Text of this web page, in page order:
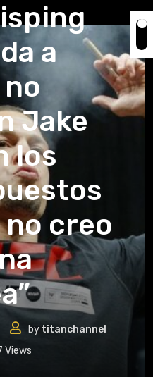
a
no
Jake
los
no creo
by titanchannel
Views